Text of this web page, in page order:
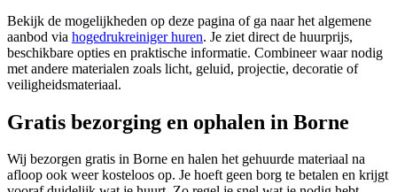
Bekijk de mogelijkheden op deze pagina of ga naar het algemene
aanbod via hogedrukreiniger huren. Je ziet direct de huurprijs,
beschikbare opties en praktische informatie. Combineer waar nodig
met andere materialen zoals licht, geluid, projectie, decoratie of
veiligheidsmateriaal.
Gratis bezorging en ophalen in Borne
Wij bezorgen gratis in Borne en halen het gehuurde materiaal na
afloop ook weer kosteloos op. Je hoeft geen borg te betalen en krijgt